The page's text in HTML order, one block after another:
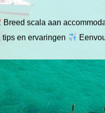
Breed scala aan
en ervaringen